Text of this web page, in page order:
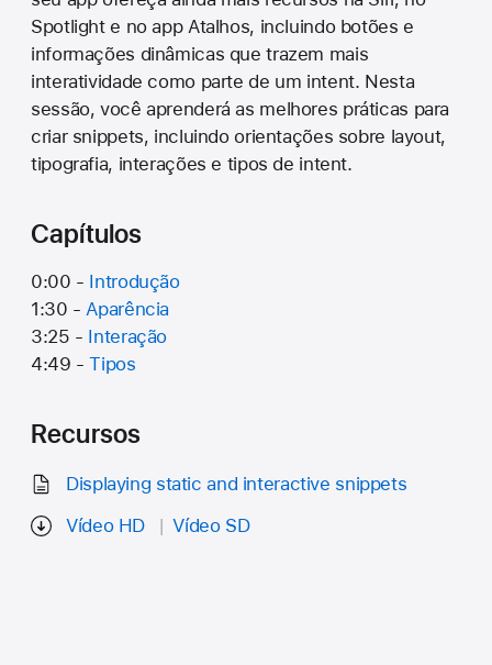
Spotlight e no app Atalhos, incluindo botões e
informações dinâmicas que trazem mais
interatividade como parte de um intent. Nesta
sessão, você aprenderá as melhores práticas para
criar snippets, incluindo orientações sobre layout,
tipografia, interações e tipos de intent.
Capítulos
0:00 - Introdução
1:30 -Aparência
3:25 - Interação
4:49 -Tipos
Recursos
Displaying static and interactive snippets
Vídeo HD
Vídeo SD